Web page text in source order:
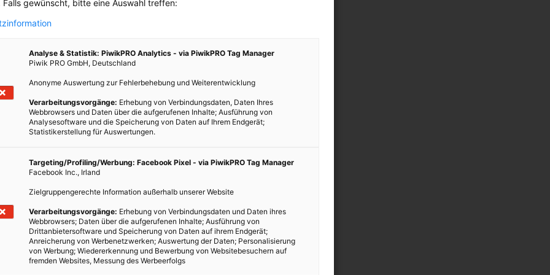
indische Familie in Sachen Energieverbrauch deutlich die Nase
Standards des jeweiligen Landes und die
Familien.
Erde?
auf neun Milliarden angestiegen sein und dann ist
bis 2 Tonnen pro Erdenbürger und Jahr das höchste der
Emissionswert würde unsere Welt langfristig gesehen nicht
dass mittelfristig drei Tonnen das Maximum pro Kopf und Jahr
aber völlig anders aus: US-Bürger, Kanadier und
25 Tonnen (!) an Klimagasen pro Jahr.
bis zwölf Tonnen. Und wie Sie bereits wissen, erzeugt ein
drei Tonnen Treibhausgase. Laut den Wissenschaftlern würde
Bereich liegen, natürlich nur mittelfristig gesehen.
und Fakten ist eines sonnenklar: Der Lebensstil entscheidet
Erde. Jeder Lifestyle bietet Einsparpotentiale, die das tägliche
könnten.
Falls gewünscht, bitte eine Auswahl treffen:
Analyse & Statistik: PiwikPRO Analytics - via PiwikPRO Tag Manager
Piwik PRO GmbH, Deutschland
Anonyme Auswertung zur Fehlerbehebung und Weiterentwicklung
Verarbeitungsvorgänge: Erhebung von Verbindungsdaten, Daten Ihres
Webbrowsers und Daten über die aufgerufenen Inhalte; Ausführung von
Analysesoftware und die Speicherung von Daten auf Ihrem Endgerät;
Statistikerstellung für Auswertungen.
Targeting/Profiling/Werbung: Facebook Pixel - via PiwikPRO Tag Manager
Facebook Inc., Irland
Zielgruppengerechte Information außerhalb unserer Website
Verarbeitungsvorgänge: Erhebung von Verbindungsdaten und Daten ihres
Webbrowsers; Daten über die aufgerufenen Inhalte; Ausführung von
Drittanbietersoftware und Speicherung von Daten auf ihrem Endgerät;
Anreicherung von Werbenetzwerken; Auswertung der Daten; Personalisierung
von Werbung; Wiedererkennung und Bewerbung von Websitebesuchern auf
fremden Websites, Messung des Werbeerfolgs